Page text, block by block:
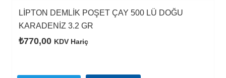
LİPTON DEMLİK POŞET ÇAY 500 LÜ DOĞU
KARADENİZ 3.2 GR
₺770,00 KDV Hariç